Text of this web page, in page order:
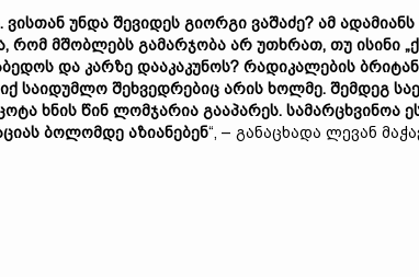
უნდა შევიდეს გიორგი ვაშაძე? ამ
რომ მშობლებს გამარჯობა არ უთხრათ, თუ ისინი
და კარზე დააკაკუნოს? რადიკალების
საიდუმლო შეხვედრებიც არის ხოლმე. შემდეგ
ხნის წინ ლომჯარია გააპარეს. სამარცხვინოა
ბოლომდე აზიანებენ“, – განაცხადა ლევან